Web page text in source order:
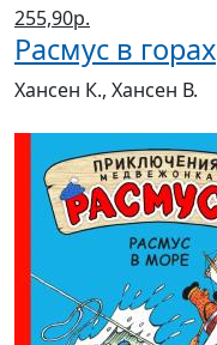
255,90р.
Расмус в горах
Хансен К., Хансен В.